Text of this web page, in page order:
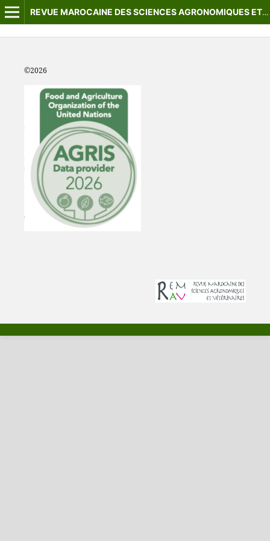
REVUE MAROCAINE DES SCIENCES AGRONOMIQUES ET VÉTÉRINAIRES
©2026